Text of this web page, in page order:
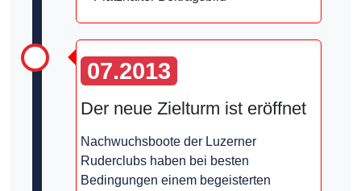
07.2013
Der neue Zielturm ist eröffnet
Nachwuchsboote der Luzerner
Ruderclubs haben bei besten
Bedingungen einem begeisterten